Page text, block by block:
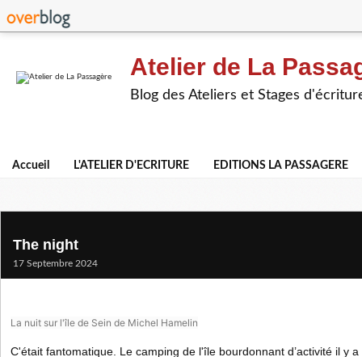
Atelier de La
Blog des Ateliers et Stages
Accueil L'ATELIER D'ECRITURE EDITIONS LA PASSAGERE
The night
17 Septembre 2024
La nuit sur l'île de Sein de Michel Hamelin
C'était fantomatique. Le camping de l'île bourdonnant d’activité il y